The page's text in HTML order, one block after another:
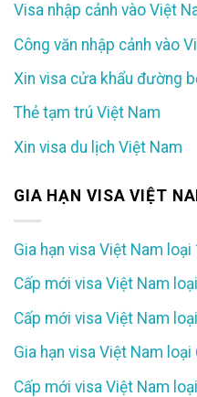
Visa nhập cảnh vào Việt
Công văn nhập cảnh vào
Xin visa cửa khẩu đường
Thẻ tạm trú Việt Nam
Xin visa du lịch Việt Nam
GIA HẠN VISA VIỆT
Gia hạn visa Việt Nam
Cấp mới visa Việt Nam
Cấp mới visa Việt Nam
Gia hạn visa Việt Nam loại
Cấp mới visa Việt Nam